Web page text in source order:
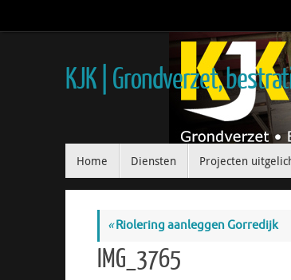
KJK | Grondverzet,
Home Diensten Projecten
«Riolering aanleggen Gorredijk
IMG_3765